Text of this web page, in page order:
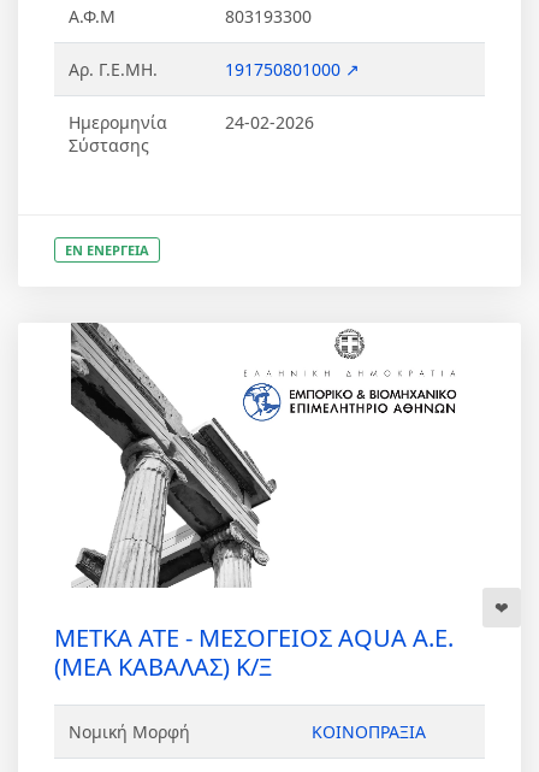
Α.Φ.Μ 803193300
Αρ. Γ.Ε.ΜΗ. 191750801000 ↗
Ημερομηνία
Σύστασης
24-02-2026
ΕΝ ΕΝΕΡΓΕΙΑ
ΜΕΤΚΑ ΑΤΕ - ΜΕΣΟΓΕΙΟΣ AQUA Α.Ε.
(ΜΕΑ ΚΑΒΑΛΑΣ) Κ/Ξ
Νομική Μορφή ΚΟΙΝΟΠΡΑΞΙΑ